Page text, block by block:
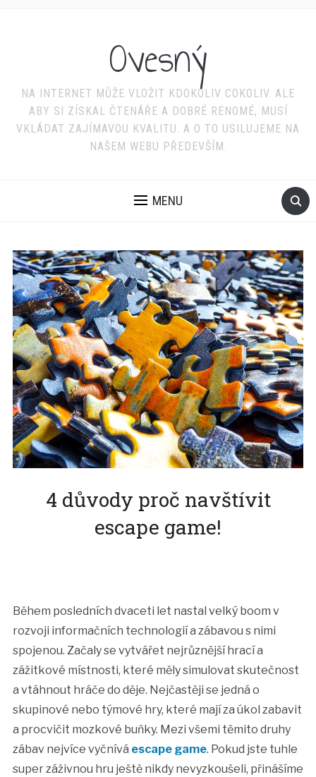
Ovesný
NA INTERNET MŮŽE VLOŽIT KDOKOLIV COKOLIV. ALE
ABY SI ZÍSKAL ČTENÁŘE A DOBRÉ RENOMÉ, MUSÍ
VKLÁDAT ZAJÍMAVOU KVALITU. A O TO USILUJEME NA
NAŠEM WEBU PŘEDEVŠÍM.
MENU
4 důvody proč navštívit
escape game!
Během posledních dvaceti let nastal velký boom v
rozvoji informačních technologií a zábavou s nimi
spojenou. Začaly se vytvářet nejrůznější hrací a
zážitkové místnosti, které měly simulovat skutečnost
a vtáhnout hráče do děje. Nejčastěji se jedná o
skupinové nebo týmové hry, které mají za úkol zabavit
a procvičit mozkové buňky. Mezi všemi těmito druhy
zábav nejvíce vyčnívá escape game. Pokud jste tuhle
super záživnou hru ještě nikdy nevyzkoušeli, přinášíme